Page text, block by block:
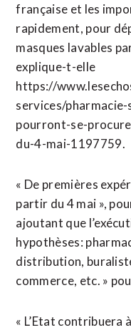
française et les
rapidement, pour
masques lavables
explique-t-elle
https://
services/
pourront-se-
du-4-mai-1197759.
« De premières
partir du 4 mai »,
ajoutant que
hypothèses:
distribution,
commerce, etc. »
« L’Etat contribuera